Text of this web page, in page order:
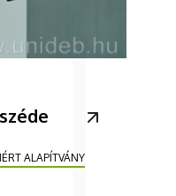
ALAPÍTVÁNY